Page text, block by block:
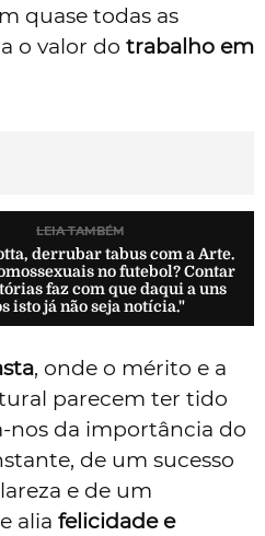
quase todas as
o valor do trabalho em
LEIA TAMBÉM
derrubar tabus com a Arte.
no futebol? Contar
faz com que daqui a uns
isto já não seja notícia."
, onde o mérito e a
parecem ter tido
nos da importância do
de um sucesso
e de um
alia felicidade e